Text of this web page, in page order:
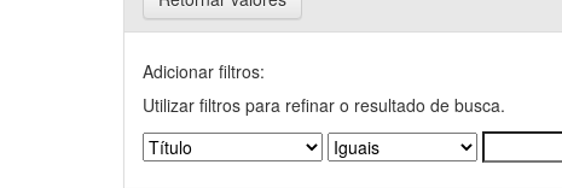
Adicionar filtros:
Utilizar filtros para refinar o resultado de busca.